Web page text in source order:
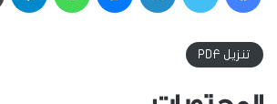
تنزيل PDF